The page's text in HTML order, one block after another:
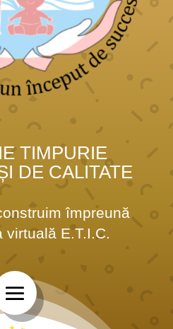
TIMPURIE
DE CALITATE
împreună
virtuală E.T.I.C.